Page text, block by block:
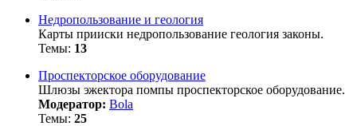
Недропользование и геология
Карты прииски недропользование геология законы.
Темы: 13
Проспекторское оборудование
Шлюзы эжектора помпы проспекторское оборудование.
Модератор: Bola
Темы: 25